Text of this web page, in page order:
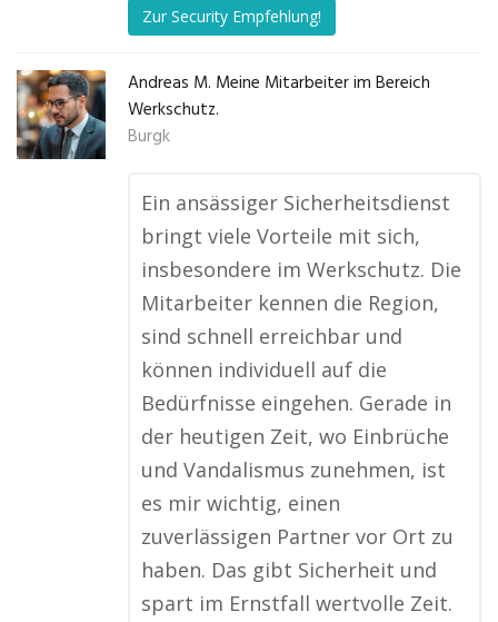
Zur Security Empfehlung!
Andreas M. Meine Mitarbeiter im Bereich
Werkschutz.
Burgk
Ein ansässiger Sicherheitsdienst
bringt viele Vorteile mit sich,
insbesondere im Werkschutz. Die
Mitarbeiter kennen die Region,
sind schnell erreichbar und
können individuell auf die
Bedürfnisse eingehen. Gerade in
der heutigen Zeit, wo Einbrüche
und Vandalismus zunehmen, ist
es mir wichtig, einen
zuverlässigen Partner vor Ort zu
haben. Das gibt Sicherheit und
spart im Ernstfall wertvolle Zeit.